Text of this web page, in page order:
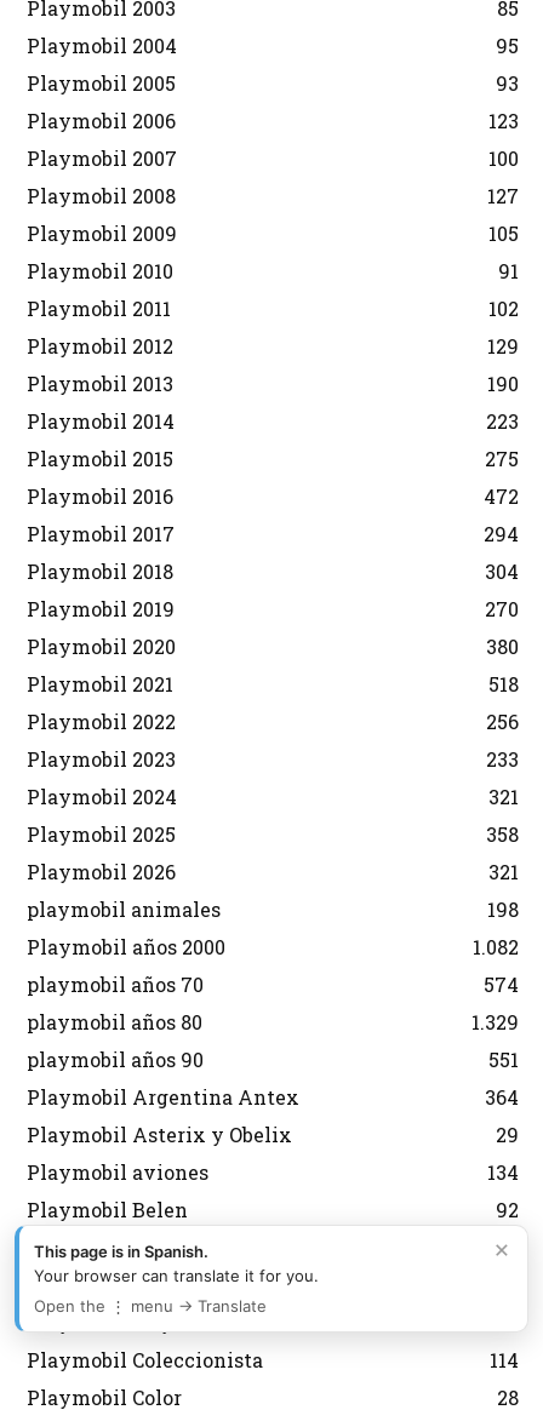
Playmobil 2003
85
Playmobil 2004
95
Playmobil 2005
93
Playmobil 2006
123
Playmobil 2007
100
Playmobil 2008
127
Playmobil 2009
105
Playmobil 2010
91
Playmobil 2011
102
Playmobil 2012
129
Playmobil 2013
190
Playmobil 2014
223
Playmobil 2015
275
Playmobil 2016
472
Playmobil 2017
294
Playmobil 2018
304
Playmobil 2019
270
Playmobil 2020
380
Playmobil 2021
518
Playmobil 2022
256
Playmobil 2023
233
Playmobil 2024
321
Playmobil 2025
358
Playmobil 2026
321
playmobil animales
198
Playmobil años 2000
1.082
playmobil años 70
574
playmobil años 80
1.329
playmobil años 90
551
Playmobil Argentina Antex
364
Playmobil Asterix y Obelix
29
Playmobil aviones
134
Playmobil Belen
92
Playmobil Brasil Trol
177
Playmobil Carrefour
Playmobil City
Playmobil Coleccionista
114
Playmobil Color
28
×
This page is in Spanish.
Your browser can translate it for you.
Open the ⋮ menu → Translate